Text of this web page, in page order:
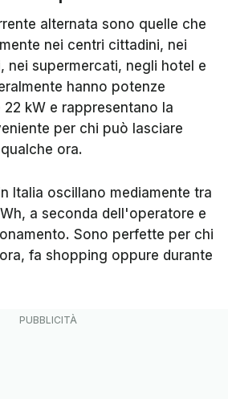
alternata sono quelle che
nei centri cittadini, nei
nei supermercati, negli hotel e
hanno potenze
kW e rappresentano la
per chi può lasciare
ora.
Italia oscillano mediamente tra
a seconda dell'operatore e
Sono perfette per chi
fa shopping oppure durante